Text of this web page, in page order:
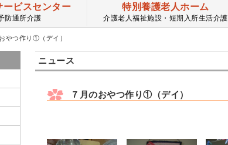
ービスセンター
防通所介護
特別養護老人ホーム
介護老人福祉施設・短期入所生活介護
やつ作り①（デイ）
ニュース
７月のおやつ作り①（デイ）